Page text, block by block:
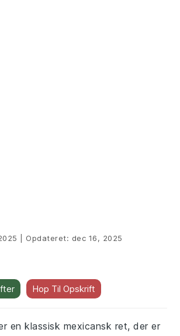
Opdateret: dec 16, 2025
Hop Til Opskrift
en klassisk mexicansk ret, der er